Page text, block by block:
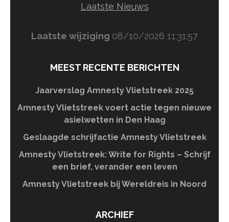
Laatste Nieuws
Laatste wijziging 08/10/2026 11:31:57
MEEST RECENTE BERICHTEN
Jaarverslag Amnesty Vlietstreek 2025
Amnesty Vlietstreek voert actie tegen nieuwe
asielwetten in Den Haag
Geslaagde schrijfactie Amnesty Vlietstreek
Amnesty Vlietstreek: Write for Rights – Schrijf
een brief, verander een leven
Amnesty Vlietstreek bij Wereldreis in Noord
ARCHIEF